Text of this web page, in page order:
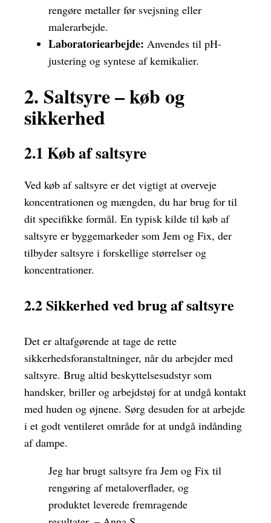
rengøre metaller før svejsning eller
malerarbejde.
Laboratoriearbejde: Anvendes til pH-
justering og syntese af kemikalier.
2. Saltsyre – køb og
sikkerhed
2.1 Køb af saltsyre
Ved køb af saltsyre er det vigtigt at overveje
koncentrationen og mængden, du har brug for til
dit specifikke formål. En typisk kilde til køb af
saltsyre er byggemarkeder som Jem og Fix, der
tilbyder saltsyre i forskellige størrelser og
koncentrationer.
2.2 Sikkerhed ved brug af saltsyre
Det er altafgørende at tage de rette
sikkerhedsforanstaltninger, når du arbejder med
saltsyre. Brug altid beskyttelsesudstyr som
handsker, briller og arbejdstøj for at undgå kontakt
med huden og øjnene. Sørg desuden for at arbejde
i et godt ventileret område for at undgå indånding
af dampe.
Jeg har brugt saltsyre fra Jem og Fix til
rengøring af metaloverflader, og
produktet leverede fremragende